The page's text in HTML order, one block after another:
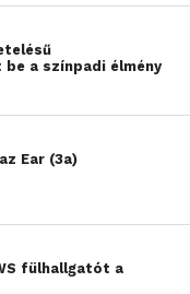
felbontású
A 40 mm-es
kerámia
a tiszta
hangok
a színpadi élmény
Ear (3a)
fülhallgatót a